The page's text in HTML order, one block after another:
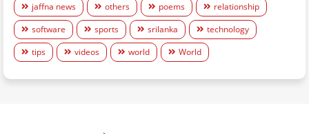
jaffna news
others poems
relationship
software
sports srilanka
technology
tips
videos world World